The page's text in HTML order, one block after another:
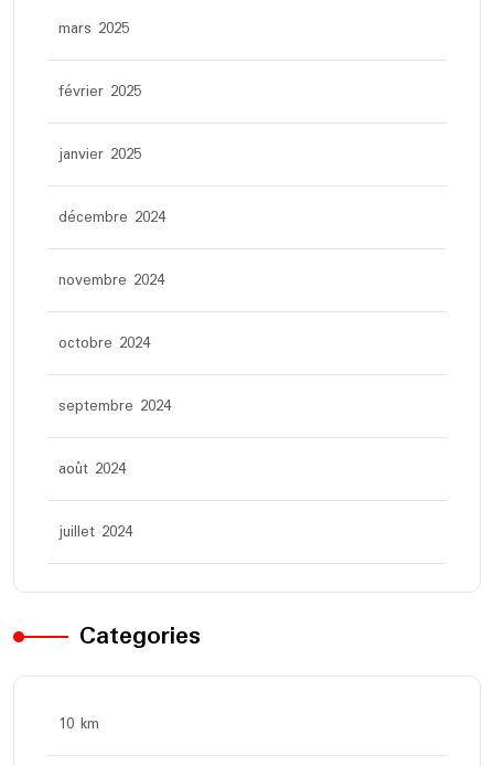
mars 2025
février 2025
janvier 2025
décembre 2024
novembre 2024
octobre 2024
septembre 2024
août 2024
juillet 2024
Categories
10 km